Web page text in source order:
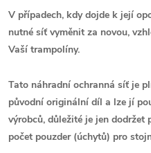
V případech, kdy dojde k její
nutné síť vyměnit za novou,
Vaší trampolíny.
Tato náhradní ochranná síť je
původní originální díl a lze jí
výrobců, důležité je jen dodržet
počet pouzder (úchytů) pro